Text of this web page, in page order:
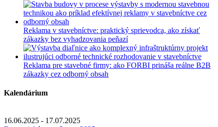
Reklama v stavebníctve: praktický sprievodca, ako získať
zákazky bez vyhadzovania peňazí
Reklama pre stavebné firmy: ako FORBI prináša reálne B2B
zákazky cez odborný obsah
Kalendárium
16.06.2025 - 17.07.2025